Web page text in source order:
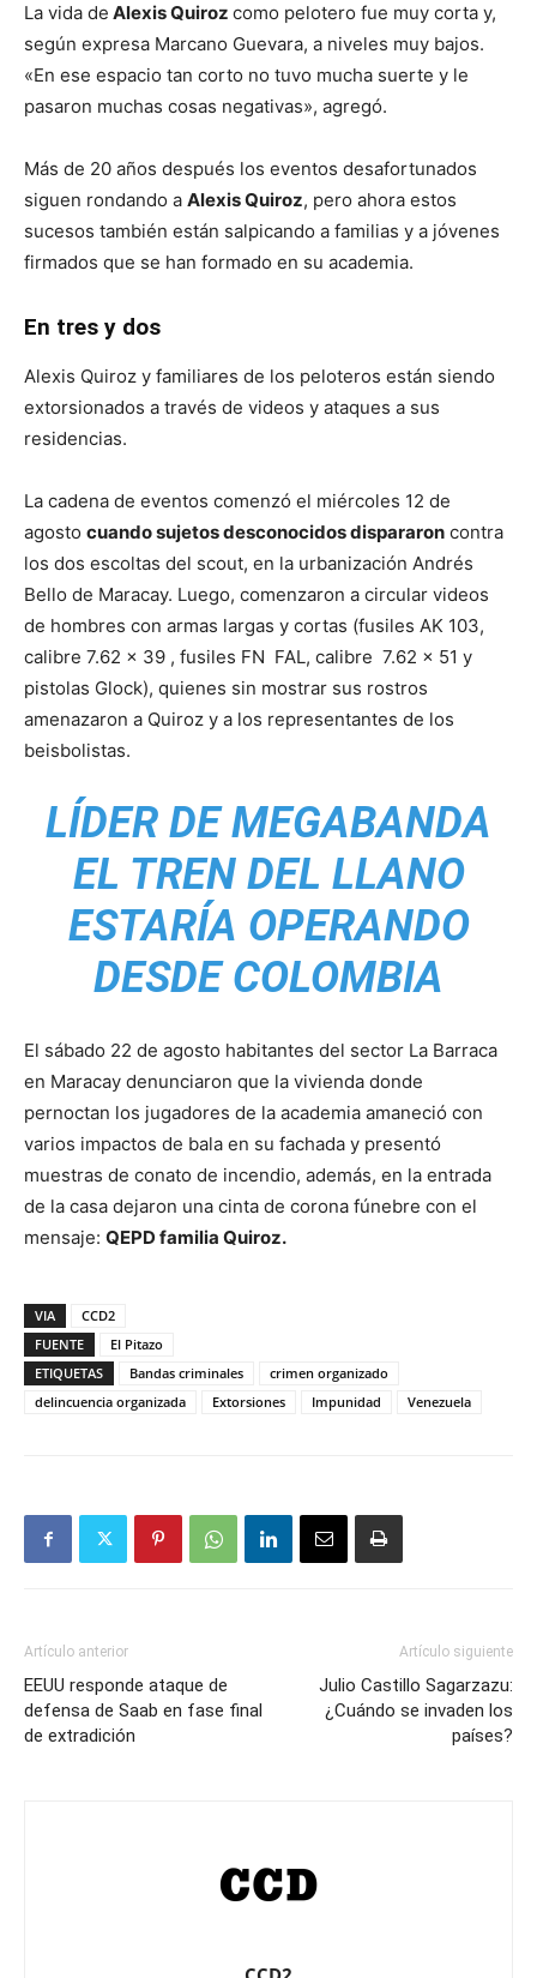
La vida de Alexis Quiroz como pelotero fue muy corta y,
según expresa Marcano Guevara, a niveles muy bajos.
«En ese espacio tan corto no tuvo mucha suerte y le
pasaron muchas cosas negativas», agregó.
Más de 20 años después los eventos desafortunados
siguen rondando a Alexis Quiroz, pero ahora estos
sucesos también están salpicando a familias y a jóvenes
firmados que se han formado en su academia.
En tres y dos
Alexis Quiroz y familiares de los peloteros están siendo
extorsionados a través de videos y ataques a sus
residencias.
La cadena de eventos comenzó el miércoles 12 de
agosto cuando sujetos desconocidos dispararon contra
los dos escoltas del scout, en la urbanización Andrés
Bello de Maracay. Luego, comenzaron a circular videos
de hombres con armas largas y cortas (fusiles AK 103,
calibre 7.62 x 39 , fusiles FN FAL, calibre 7.62 x 51 y
pistolas Glock), quienes sin mostrar sus rostros
amenazaron a Quiroz y a los representantes de los
beisbolistas.
LÍDER DE MEGABANDA
EL TREN DEL LLANO
ESTARÍA OPERANDO
DESDE COLOMBIA
El sábado 22 de agosto habitantes del sector La Barraca
en Maracay denunciaron que la vivienda donde
pernoctan los jugadores de la academia amaneció con
varios impactos de bala en su fachada y presentó
muestras de conato de incendio, además, en la entrada
de la casa dejaron una cinta de corona fúnebre con el
mensaje: QEPD familia Quiroz.
VIA
CCD2
FUENTE
El Pitazo
ETIQUETAS
Bandas criminales
crimen organizado
delincuencia organizada
Extorsiones Impunidad Venezuela
Artículo anterior
EEUU responde ataque de
defensa de Saab en fase final
de extradición
Artículo siguiente
Julio Castillo Sagarzazu:
¿Cuándo se invaden los
países?